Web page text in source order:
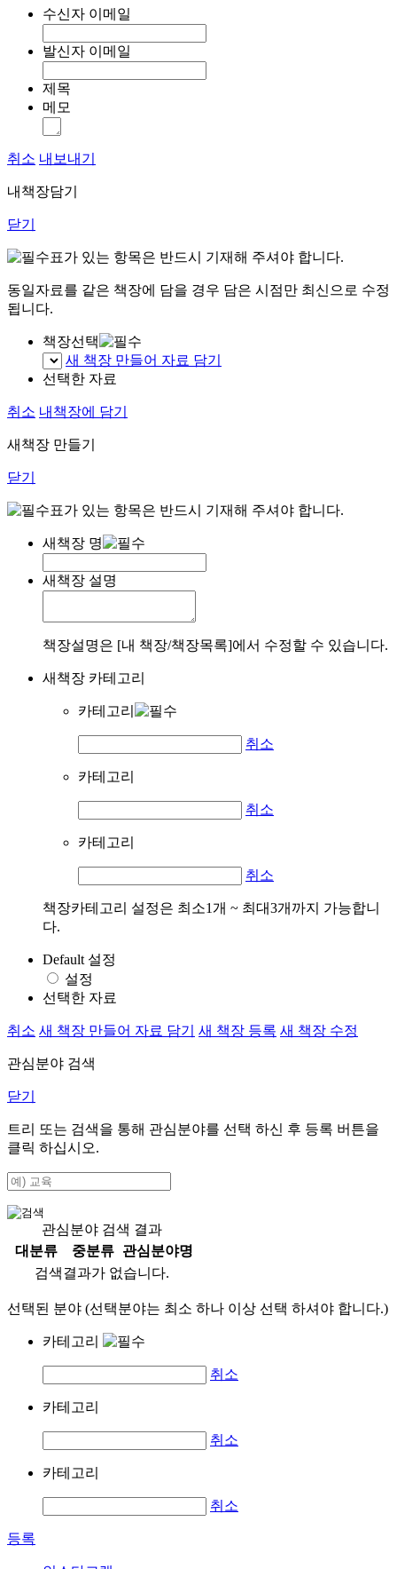
수신자 이메일
발신자 이메일
제목
메모
취소 내보내기
내책장담기
닫기
표가 있는 항목은 반드시 기재해 주셔야 합니다.
동일자료를 같은 책장에 담을 경우 담은 시점만 최신으로 수정
됩니다.
책장선택
새 책장 만들어 자료 담기
선택한 자료
취소 내책장에 담기
새책장 만들기
닫기
표가 있는 항목은 반드시 기재해 주셔야 합니다.
새책장 명
새책장 설명
책장설명은 [내 책장/책장목록]에서 수정할 수 있습니다.
새책장 카테고리
카테고리
취소
카테고리
취소
카테고리
취소
책장카테고리 설정은 최소1개 ~ 최대3개까지 가능합니
다.
Default 설정
설정
선택한 자료
취소 새 책장 만들어 자료 담기 새 책장 등록 새 책장 수정
관심분야 검색
닫기
트리 또는 검색을 통해 관심분야를 선택 하신 후 등록 버튼을
클릭 하십시오.
관심분야 검색 결과
대분류
중분류
관심분야명
검색결과가 없습니다.
선택된 분야 (선택분야는 최소 하나 이상 선택 하셔야 합니다.)
카테고리
취소
카테고리
취소
카테고리
취소
등록